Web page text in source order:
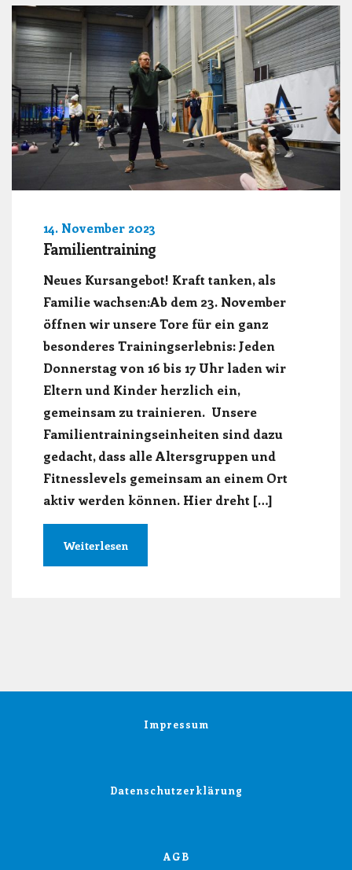
14. November 2023
Familientraining
Neues Kursangebot! Kraft tanken, als
Familie wachsen:Ab dem 23. November
öffnen wir unsere Tore für ein ganz
besonderes Trainingserlebnis: Jeden
Donnerstag von 16 bis 17 Uhr laden wir
Eltern und Kinder herzlich ein,
gemeinsam zu trainieren. Unsere
Familientrainingseinheiten sind dazu
gedacht, dass alle Altersgruppen und
Fitnesslevels gemeinsam an einem Ort
aktiv werden können. Hier dreht […]
Weiterlesen
Impressum
Datenschutzerklärung
AGB